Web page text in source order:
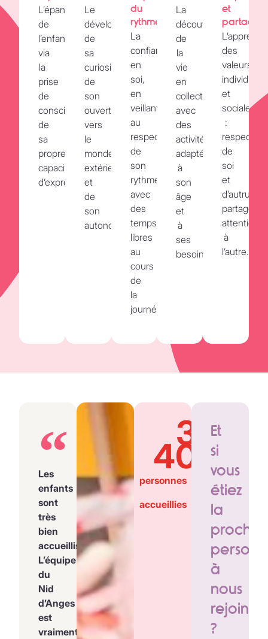
L’épanouissement
de
l’enfant,
via
la
prise
de
conscience
de
sa
propre
capacité
d’expression.
Le
développement
de
sa
curiosité,
de
son
ouverture
vers
le
monde
extérieur
et
de
son
autonomie.
du
rythme
La
confiance
en
soi,
en
veillant
au
respect
de
son
rythme,
avec
des
temps
libres
au
cours
de
la
journée.
La
découverte
de
la
vie
en
collectivité
avec
des
activités
adaptées
à
son
âge
et
à
ses
besoins.
et
partage
des
valeurs
et
sociales
:
respect
de
soi
et
d’autrui,
partage,
attention
à
l’autre.
Les
enfants
sont
très
bien
accueillis.
L’équipe
du
Nid
d’Anges
est
vraiment
personnes
accueillies
3
400
Et
si
vous
étiez
la
à
nous
?